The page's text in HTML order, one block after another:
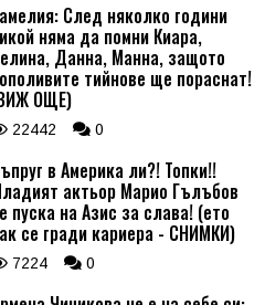
След няколко години
няма да помни Киара,
Данна, Манна, защото
тийнове ще пораснат!
ОЩЕ)
22442 0
в Америка ли?! Топки!!
актьор Марио Гълъбов
пуска на Азис за слава! (ето
се гради кариера - СНИМКИ)
7224 0